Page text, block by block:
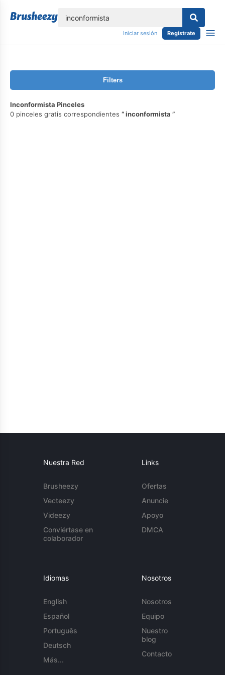
Iniciar sesión Regístrate
Filters
Inconformista Pinceles
0 pinceles gratis correspondientes
inconformista
Nuestra Red
Brusheezy
Vecteezy
Videezy
Conviértase en
colaborador
Links
Ofertas
Anuncie
Apoyo
DMCA
Idiomas
English
Español
Português
Deutsch
Más...
Nosotros
Nosotros
Equipo
Nuestro
blog
Contacto